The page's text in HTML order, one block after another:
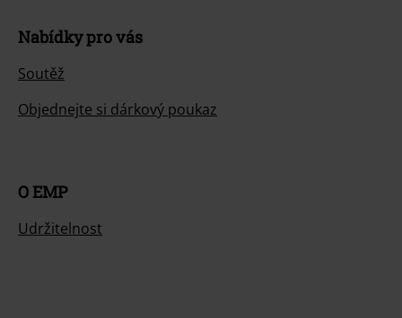
Nabídky pro vás
Soutěž
Objednejte si dárkový poukaz
O EMP
Udržitelnost